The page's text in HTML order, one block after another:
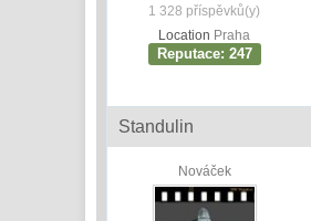
1 328 příspěvků(y)
Location Praha
Reputace: 247
Standulin
Nováček